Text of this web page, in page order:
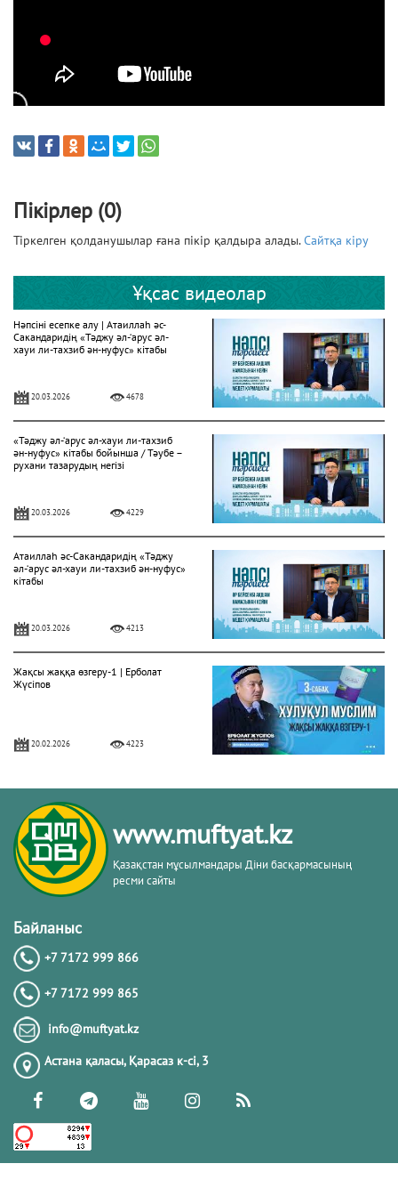
Пікірлер (0)
Тіркелген қолданушылар ғана пікір қалдыра алады.Сайтқа кіру
Ұқсас видеолар
Нәпсіні есепке алу | Атаиллаһ әс-
Сакандаридің «Тәджу әл-‘арус әл-
хауи ли-тахзиб ән-нуфус» кітабы
20.03.2026 4678
«Тәджу әл-‘арус әл-хауи ли-тахзиб
ән-нуфус» кітабы бойынша / Тәубе –
рухани тазарудың негізі
20.03.2026 4229
Атаиллаһ әс-Сакандаридің «Тәджу
әл-‘арус әл-хауи ли-тахзиб ән-нуфус»
кітабы
20.03.2026 4213
Жақсы жаққа өзгеру-1 | Ерболат
Жүсіпов
20.02.2026 4223
Жүрек сырлары 2-дәріс. Тәубе
тақырыбы. Әр-рисала әл-Қушайрия
кітабы негізінде
20.02.2026
20.02.2026
РАМАЗАН – РАХЫМ, КЕШІРІМ ЖӘНЕ
ТОЗАҚТАН ҚҰТЫЛУ АЙЫ
19.02.2026 7427
РАМАЗАН ҚАРСАҢЫНДАҒЫ
www.muftyat.kz
Қазақстан мұсылмандары Діни басқармасының
ресми сайты
Байланыс
+7 7172 999 866
+7 7172 999 865
info@muftyat.kz
Астана қаласы, Қарасаз к-сi, 3